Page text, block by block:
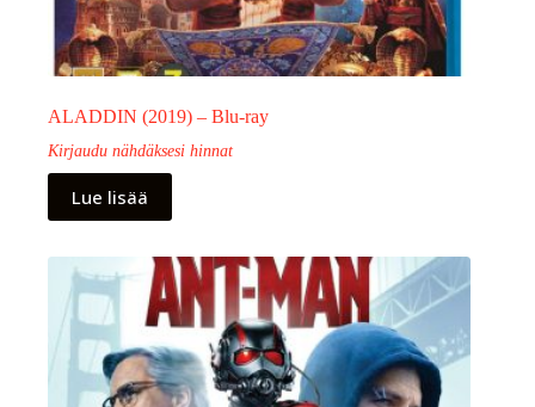
ALADDIN (2019) – Blu-ray
Kirjaudu nähdäksesi hinnat
Lue lisää